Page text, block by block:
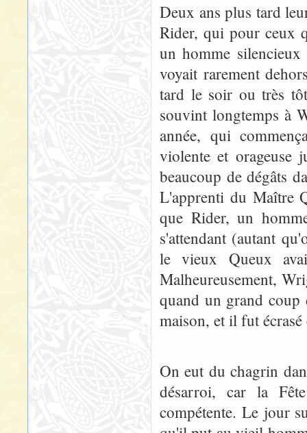
Deux ans plus tard
Rider, qui pour ceux
un homme
voyait rarement
tard le soir ou très
souvint longtemps à
année, qui
violente et orageuse
beaucoup de dégâts
L'apprenti du Maître
que Rider, un
s'attendant (autant
le vieux Queux
Malheureusement,
quand un grand
maison, et il fut
On eut du chagrin
désarroi, car la
compétente. Le jour